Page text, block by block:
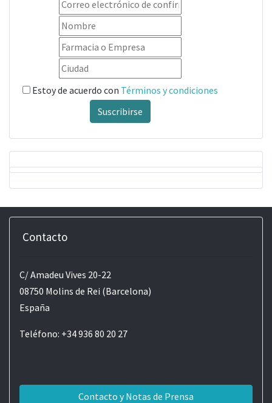
Estoy de acuerdo con Términos y condiciones
Suscribirse
Contacto
C/ Amadeu Vives 20-22
08750 Molins de Rei (Barcelona)
España
Teléfono: +34 936 80 20 27
Contacto y Notas de Prensa